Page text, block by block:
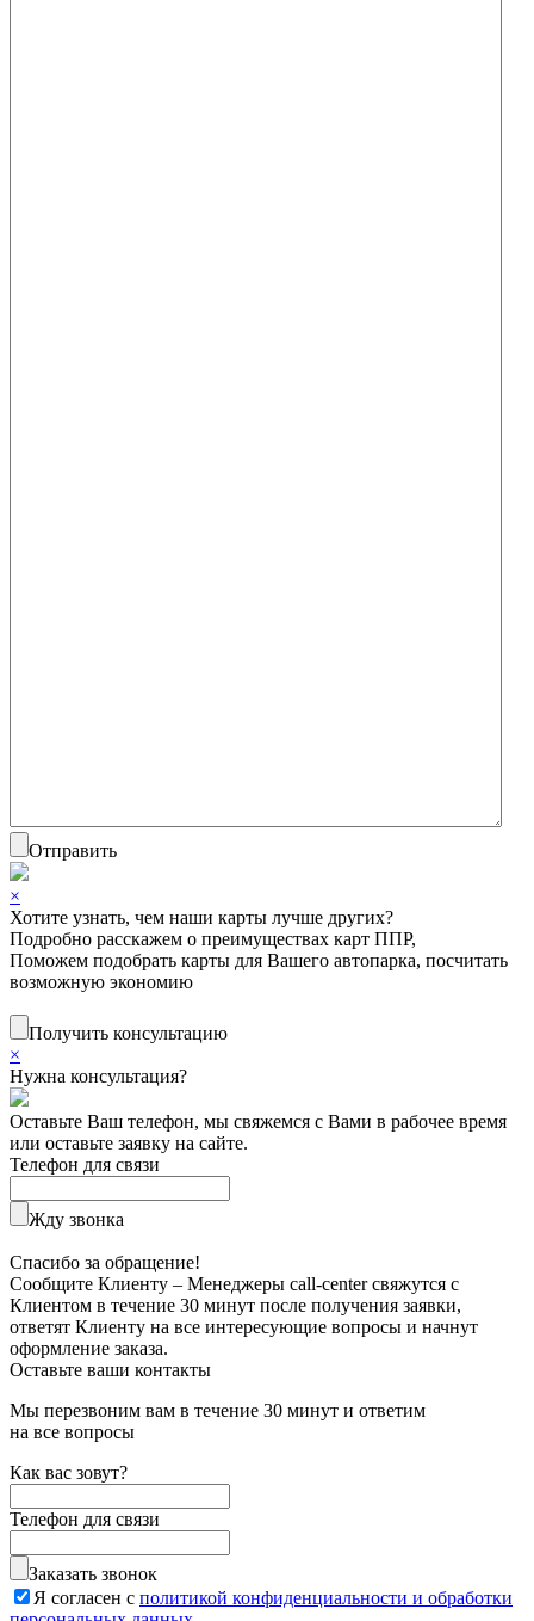
Отправить
×
Хотите узнать, чем наши карты лучше других?
Подробно расскажем о преимуществах карт ППР,
Поможем подобрать карты для Вашего автопарка, посчитать
возможную экономию
Получить консультацию
×
Нужна консультация?
Оставьте Ваш телефон, мы свяжемся с Вами в рабочее время
или оставьте заявку на сайте.
Телефон для связи
Жду звонка
Спасибо за обращение!
Сообщите Клиенту – Менеджеры call-center свяжутся с
Клиентом в течение 30 минут после получения заявки,
ответят Клиенту на все интересующие вопросы и начнут
оформление заказа.
Оставьте ваши контакты
Мы перезвоним вам в течение 30 минут и ответим
на все вопросы
Как вас зовут?
Телефон для связи
Заказать звонок
Я согласен с политикой конфиденциальности и обработки